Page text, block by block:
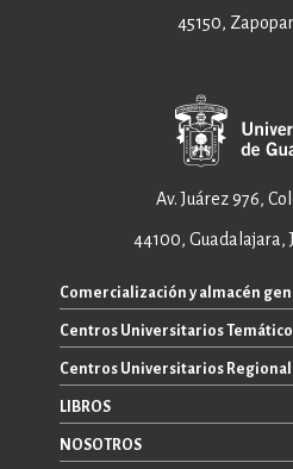
45150,
Av. Juárez 976,
44100, Guadalajara,
Comercialización y almacén
+52 33 3640 6326
+52 33 3640 4595
ventas@editorial.udg.mx
WhatsApp: +52 33 1433 6869
Centros Universitarios
CUAAD
CUCEA
CUCBA
Centros Universitarios
CUALTOS
CUCHAPALA
LIBROS
TODOS LOS LIBROS
NOSOTROS